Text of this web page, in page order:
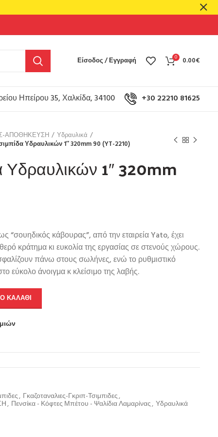
Είσοδος / Εγγραφή 0 0.00€
Ηπείρου 35, Χαλκίδα, 34100 +30 22210 81625
ΑΠΟΘΗΚΕΥΣΗ
Υδραυλικά
Υδραυλικών 1″ 320mm 90 (YT-2210)
Υδραυλικών 1″ 320mm
“σουηδικός κάβουρας”, από την εταιρεία Yato, έχει
κράτημα κι ευκολία της εργασίας σε στενούς χώρους.
πάνω στους σωλήνες, ενώ το ρυθμιστικό
εύκολο άνοιγμα κ κλείσιμο της λαβής.
ΚΑΛΆΘΙ
, Γκαζοταναλιες-Γκριπ-Τσιμπιδες,
, Πενσίκα - Κόφτες Μπέτου - Ψαλίδια Λαμαρίνας, Υδραυλικά